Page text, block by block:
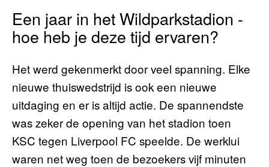
Een jaar in het Wildparkstadion -
hoe heb je deze tijd ervaren?
Het werd gekenmerkt door veel spanning. Elke
nieuwe thuiswedstrijd is ook een nieuwe
uitdaging en er is altijd actie. De spannendste
was zeker de opening van het stadion toen
KSC tegen Liverpool FC speelde. De werklui
waren net weg toen de bezoekers vijf minuten